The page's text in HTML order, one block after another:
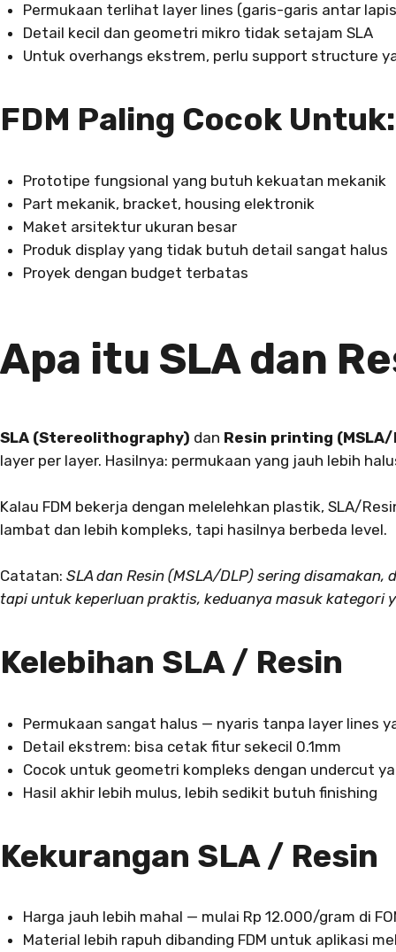
Permukaan terlihat layer lines (garis-garis antar
Detail kecil dan geometri mikro tidak setajam SLA
Untuk overhangs ekstrem, perlu support structure
FDM Paling Cocok Untuk:
Prototipe fungsional yang butuh kekuatan mekanik
Part mekanik, bracket, housing elektronik
Maket arsitektur ukuran besar
Produk display yang tidak butuh detail sangat halus
Proyek dengan budget terbatas
Apa itu SLA dan
SLA (Stereolithography) dan Resin printing (MSLA/
layer per layer. Hasilnya: permukaan yang jauh lebih
Kalau FDM bekerja dengan melelehkan plastik, SLA/
lambat dan lebih kompleks, tapi hasilnya berbeda level.
Catatan: SLA dan Resin (MSLA/DLP) sering
tapi untuk keperluan praktis, keduanya masuk kategori
Kelebihan SLA / Resin
Permukaan sangat halus — nyaris tanpa layer lines
Detail ekstrem: bisa cetak fitur sekecil 0.1mm
Cocok untuk geometri kompleks dengan undercut
Hasil akhir lebih mulus, lebih sedikit butuh finishing
Kekurangan SLA / Resin
Harga jauh lebih mahal — mulai Rp 12.000/gram di
Material lebih rapuh dibanding FDM untuk aplikasi